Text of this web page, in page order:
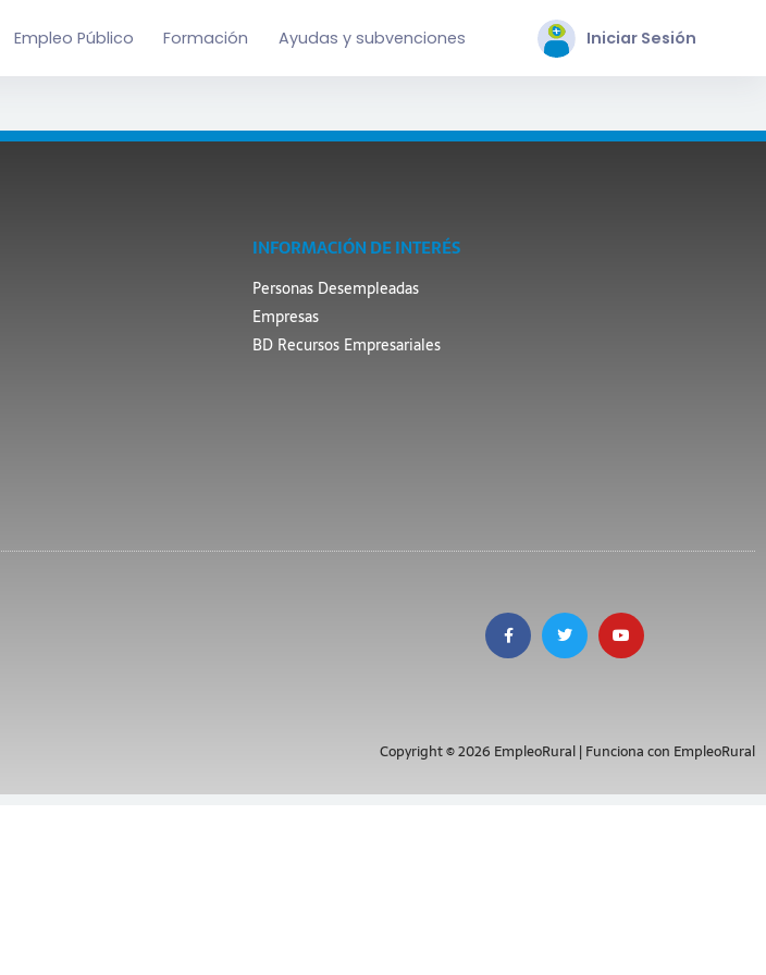
Empleo Público Formación Ayudas y subvenciones Iniciar Sesión
INFORMACIÓN DE INTERÉS
Personas Desempleadas
Empresas
BD Recursos Empresariales
Copyright © 2026 EmpleoRural | Funciona con EmpleoRural